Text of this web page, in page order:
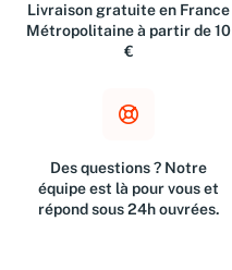
Livraison gratuite en France
Métropolitaine à partir de 10
€
Des questions ? Notre
équipe est là pour vous et
répond sous 24h ouvrées.